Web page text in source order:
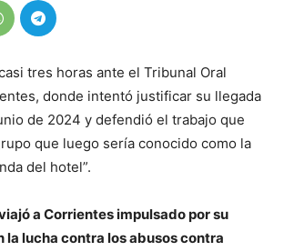
tres horas ante el Tribunal Oral
donde intentó justificar su llegada
de 2024 y defendió el trabajo que
que luego sería conocido como la
del hotel”.
a Corrientes impulsado por su
la lucha contra los abusos contra